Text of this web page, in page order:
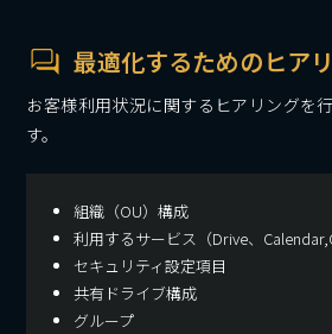
最適化するためのヒア
お客様利用状況に関するヒアリングを
す。
組織（OU）構成
利用するサービス（Drive、
セキュリティ設定項目
共有ドライブ構成
グループ